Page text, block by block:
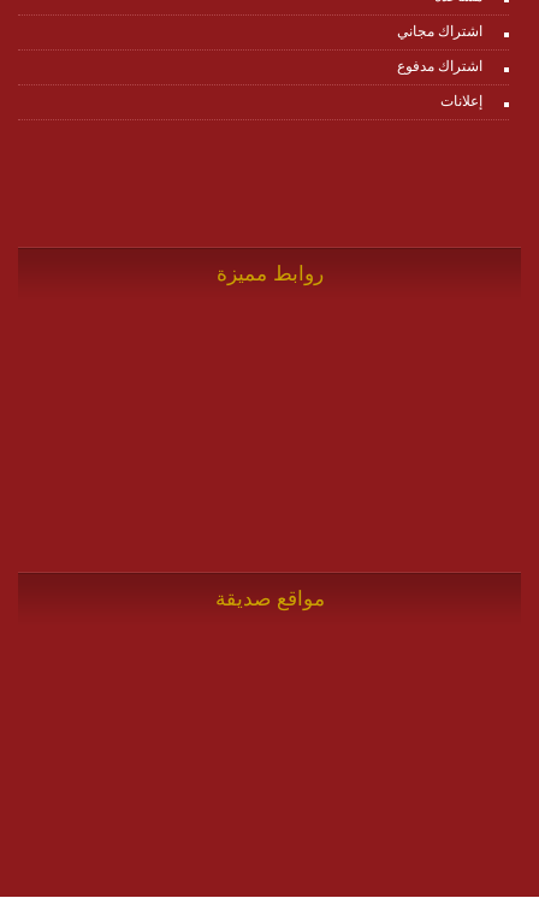
اشتراك مجاني
اشتراك مدفوع
إعلانات
روابط مميزة
مواقع صديقة